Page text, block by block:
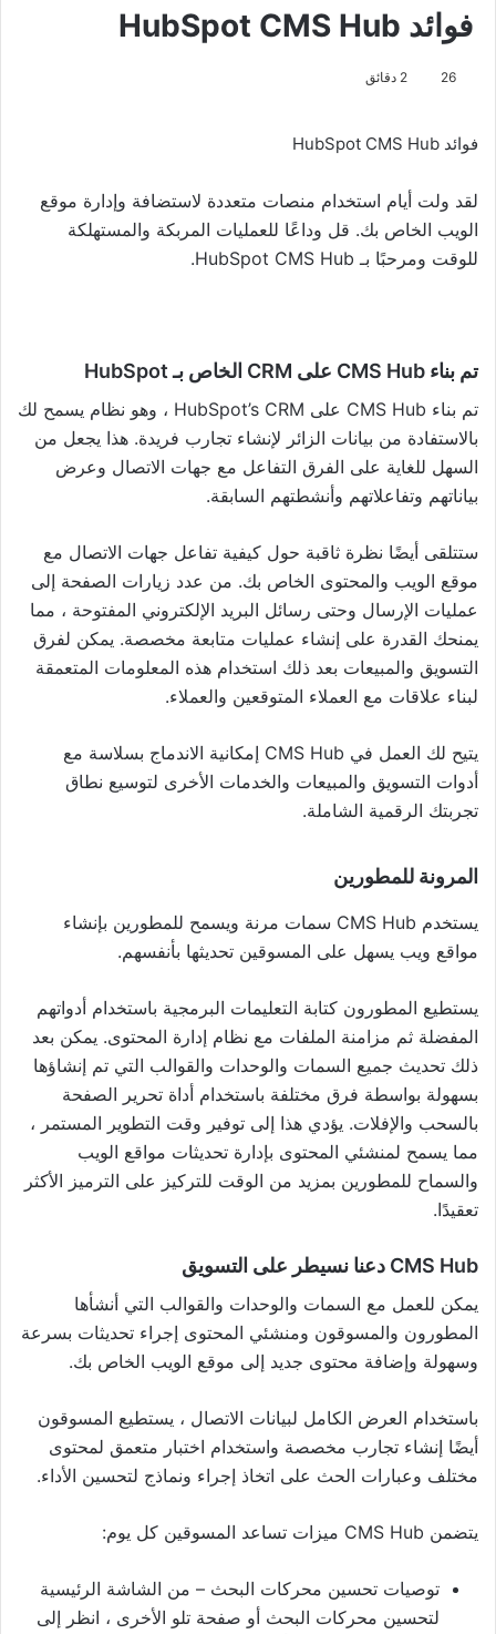
فوائد HubSpot CMS Hub
26
فوائد HubSpot CMS Hub
لقد ولت أيام استخدام منصات متعددة لاستضافة وإدارة موقع
الويب الخاص بك. قل وداعًا للعمليات المربكة والمستهلكة
للوقت ومرحبًا بـ HubSpot CMS Hub.
تم بناء CMS Hub على CRM الخاص بـ HubSpot
تم بناء CMS Hub على HubSpot’s CRM ، وهو نظام يسمح لك
بالاستفادة من بيانات الزائر لإنشاء تجارب فريدة. هذا يجعل من
السهل للغاية على الفرق التفاعل مع جهات الاتصال وعرض
بياناتهم وتفاعلاتهم وأنشطتهم السابقة.
ستتلقى أيضًا نظرة ثاقبة حول كيفية تفاعل جهات الاتصال مع
موقع الويب والمحتوى الخاص بك. من عدد زيارات الصفحة إلى
عمليات الإرسال وحتى رسائل البريد الإلكتروني المفتوحة ، مما
يمنحك القدرة على إنشاء عمليات متابعة مخصصة. يمكن لفرق
التسويق والمبيعات بعد ذلك استخدام هذه المعلومات المتعمقة
لبناء علاقات مع العملاء المتوقعين والعملاء.
يتيح لك العمل في CMS Hub إمكانية الاندماج بسلاسة مع
أدوات التسويق والمبيعات والخدمات الأخرى لتوسيع نطاق
تجربتك الرقمية الشاملة.
المرونة للمطورين
يستخدم CMS Hub سمات مرنة ويسمح للمطورين بإنشاء
مواقع ويب يسهل على المسوقين تحديثها بأنفسهم.
يستطيع المطورون كتابة التعليمات البرمجية باستخدام أدواتهم
المفضلة ثم مزامنة الملفات مع نظام إدارة المحتوى. يمكن بعد
ذلك تحديث جميع السمات والوحدات والقوالب التي تم إنشاؤها
بسهولة بواسطة فرق مختلفة باستخدام أداة تحرير الصفحة
بالسحب والإفلات. يؤدي هذا إلى توفير وقت التطوير المستمر ،
مما يسمح لمنشئي المحتوى بإدارة تحديثات مواقع الويب
والسماح للمطورين بمزيد من الوقت للتركيز على الترميز الأكثر
تعقيدًا.
CMS Hub دعنا نسيطر على التسويق
يمكن للعمل مع السمات والوحدات والقوالب التي أنشأها
المطورون والمسوقون ومنشئي المحتوى إجراء تحديثات بسرعة
وسهولة وإضافة محتوى جديد إلى موقع الويب الخاص بك.
باستخدام العرض الكامل لبيانات الاتصال ، يستطيع المسوقون
أيضًا إنشاء تجارب مخصصة واستخدام اختبار متعمق لمحتوى
مختلف وعبارات الحث على اتخاذ إجراء ونماذج لتحسين الأداء.
يتضمن CMS Hub ميزات تساعد المسوقين كل يوم:
توصيات تحسين محركات البحث – من الشاشة الرئيسية
لتحسين محركات البحث أو صفحة تلو الأخرى ، انظر إلى